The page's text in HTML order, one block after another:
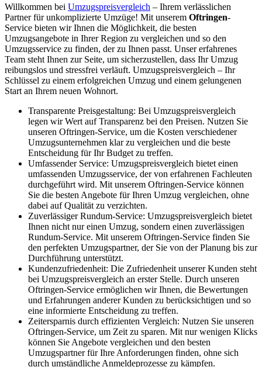
Willkommen bei Umzugspreisvergleich – Ihrem verlässlichen
Partner für unkomplizierte Umzüge! Mit unserem Oftringen-
Service bieten wir Ihnen die Möglichkeit, die besten
Umzugsangebote in Ihrer Region zu vergleichen und so den
Umzugsservice zu finden, der zu Ihnen passt. Unser erfahrenes
Team steht Ihnen zur Seite, um sicherzustellen, dass Ihr Umzug
reibungslos und stressfrei verläuft. Umzugspreisvergleich – Ihr
Schlüssel zu einem erfolgreichen Umzug und einem gelungenen
Start an Ihrem neuen Wohnort.
Transparente Preisgestaltung: Bei Umzugspreisvergleich
legen wir Wert auf Transparenz bei den Preisen. Nutzen Sie
unseren Oftringen-Service, um die Kosten verschiedener
Umzugsunternehmen klar zu vergleichen und die beste
Entscheidung für Ihr Budget zu treffen.
Umfassender Service: Umzugspreisvergleich bietet einen
umfassenden Umzugsservice, der von erfahrenen Fachleuten
durchgeführt wird. Mit unserem Oftringen-Service können
Sie die besten Angebote für Ihren Umzug vergleichen, ohne
dabei auf Qualität zu verzichten.
Zuverlässiger Rundum-Service: Umzugspreisvergleich bietet
Ihnen nicht nur einen Umzug, sondern einen zuverlässigen
Rundum-Service. Mit unserem Oftringen-Service finden Sie
den perfekten Umzugspartner, der Sie von der Planung bis zur
Durchführung unterstützt.
Kundenzufriedenheit: Die Zufriedenheit unserer Kunden steht
bei Umzugspreisvergleich an erster Stelle. Durch unseren
Oftringen-Service ermöglichen wir Ihnen, die Bewertungen
und Erfahrungen anderer Kunden zu berücksichtigen und so
eine informierte Entscheidung zu treffen.
Zeitersparnis durch effizienten Vergleich: Nutzen Sie unseren
Oftringen-Service, um Zeit zu sparen. Mit nur wenigen Klicks
können Sie Angebote vergleichen und den besten
Umzugspartner für Ihre Anforderungen finden, ohne sich
durch umständliche Anmeldeprozesse zu kämpfen.